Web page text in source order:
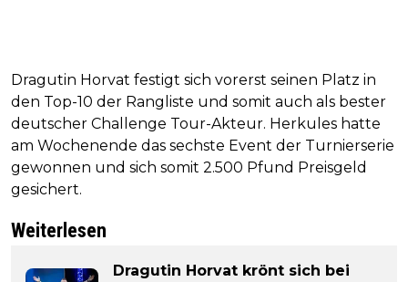
Dragutin Horvat festigt sich vorerst seinen Platz in
den Top-10 der Rangliste und somit auch als bester
deutscher Challenge Tour-Akteur. Herkules hatte
am Wochenende das sechste Event der Turnierserie
gewonnen und sich somit 2.500 Pfund Preisgeld
gesichert.
Weiterlesen
Dragutin Horvat krönt sich bei